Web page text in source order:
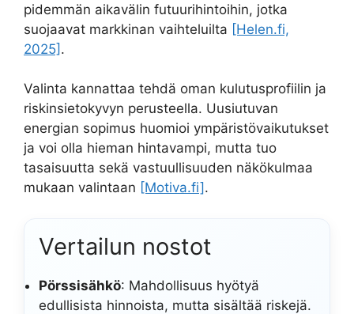
pidemmän aikavälin futuurihintoihin, jotka
suojaavat markkinan vaihteluilta [Helen.fi,
2025] .
Valinta kannattaa tehdä oman kulutusprofiilin ja
riskinsietokyvyn perusteella. Uusiutuvan
energian sopimus huomioi ympäristövaikutukset
ja voi olla hieman hintavampi, mutta tuo
tasaisuutta sekä vastuullisuuden näkökulmaa
mukaan valintaan [Motiva.fi] .
Vertailun nostot
Pörssisähkö: Mahdollisuus hyötyä
edullisista hinnoista, mutta sisältää riskejä.